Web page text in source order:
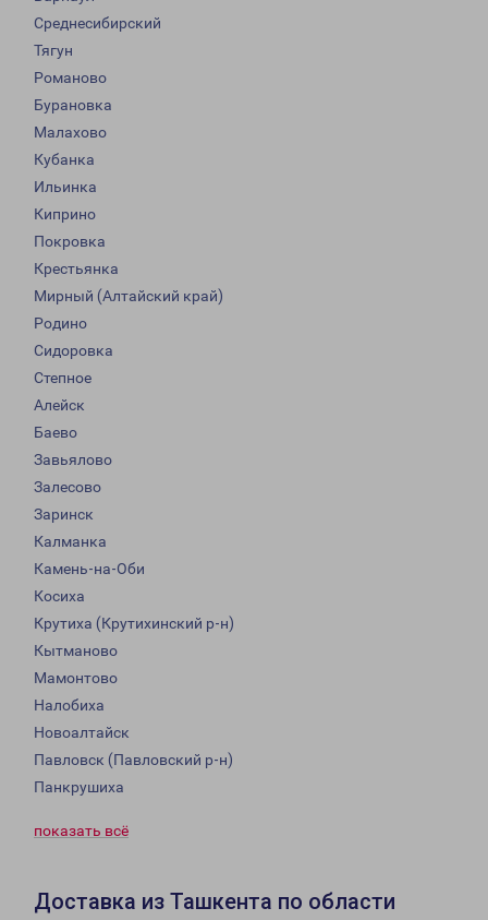
Среднесибирский
Тягун
Романово
Бурановка
Малахово
Кубанка
Ильинка
Киприно
Покровка
Крестьянка
Мирный (Алтайский край)
Родино
Сидоровка
Степное
Алейск
Баево
Завьялово
Залесово
Заринск
Калманка
Камень-на-Оби
Косиха
Крутиха (Крутихинский р-н)
Кытманово
Мамонтово
Налобиха
Новоалтайск
Павловск (Павловский р-н)
Панкрушиха
показать всё
Доставка из Ташкента по области